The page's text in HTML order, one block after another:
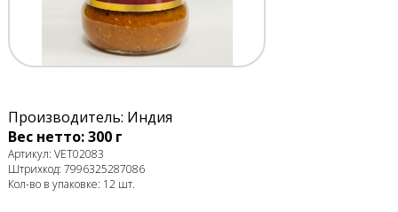
Производитель: Индия
Вес нетто: 300 г
Артикул: VET02083
Штрихкод: 7996325287086
Кол-во в упаковке: 12 шт.